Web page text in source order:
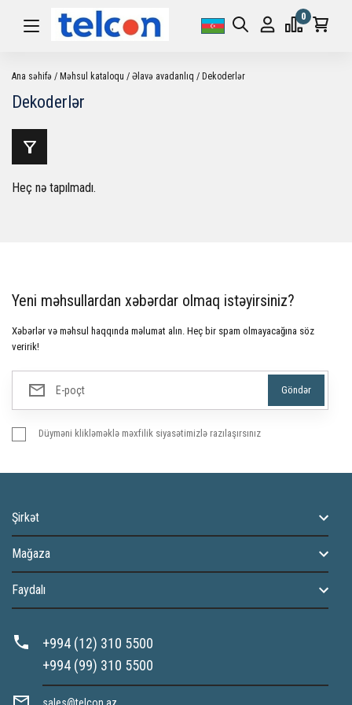
0
Ana səhifə Məhsul kataloqu Əlavə avadanlıq Dekoderlər
Dekoderlər
Heç nə tapılmadı.
Yeni məhsullardan xəbərdar olmaq istəyirsiniz?
Xəbərlər və məhsul haqqında məlumat alın. Heç bir spam olmayacağına söz
veririk!
Düyməni klikləməklə məxfilik siyasətimizlə razılaşırsınız
Şirkət
Mağaza
Faydalı
+994 (12) 310 5500
+994 (99) 310 5500